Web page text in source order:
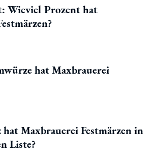
Wieviel Prozent hat
hat Maxbrauerei
hat Maxbrauerei Festmärzen in
Liste?